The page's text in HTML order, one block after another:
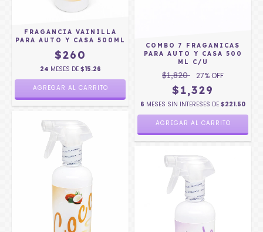
FRAGANCIA VAINILLA
PARA AUTO Y CASA 500ML
$260
24 MESES DE $15.26
COMBO 7 FRAGANICAS
PARA AUTO Y CASA 500
ML C/U
$1,820 27% OFF
$1,329
6 MESES SIN INTERESES DE $221.50